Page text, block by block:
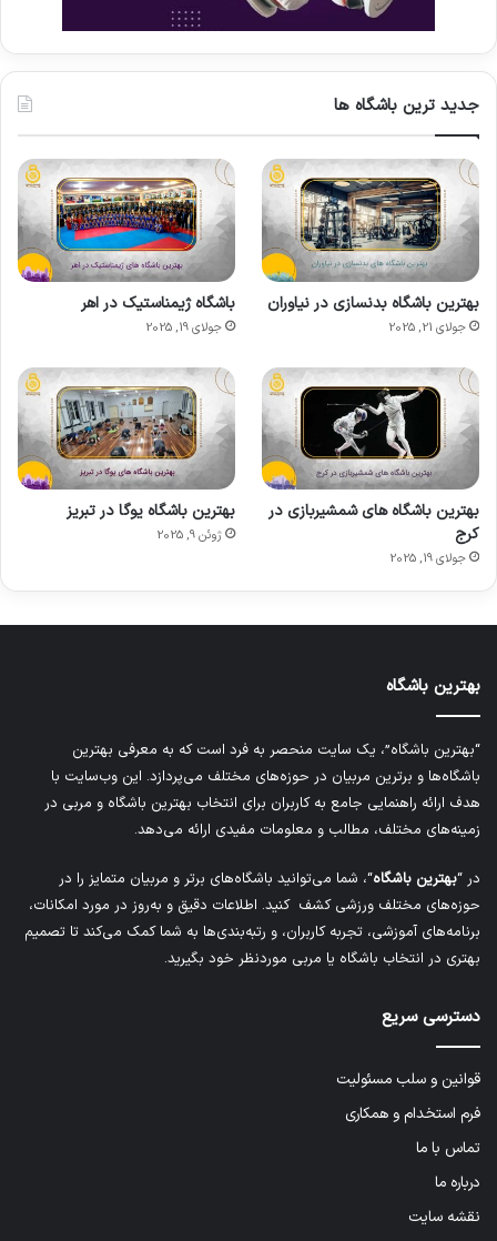
جدید ترین باشگاه ها
بهترین باشگاه بدنسازی در نیاوران
جولای 21, 2025
باشگاه ژیمناستیک در اهر
جولای 19, 2025
بهترین باشگاه های شمشیربازی در
کرج
جولای 19, 2025
بهترین باشگاه یوگا در تبریز
ژوئن 9, 2025
بهترین باشگاه
“بهترین باشگاه”، یک سایت منحصر به فرد است که به معرفی بهترین
باشگاه‌ها و برترین مربیان در حوزه‌های مختلف می‌پردازد. این وب‌سایت با
هدف ارائه راهنمایی جامع به کاربران برای انتخاب بهترین باشگاه و مربی در
زمینه‌های مختلف، مطالب و معلومات مفیدی ارائه می‌دهد.
در “بهترین باشگاه“، شما می‌توانید باشگاه‌های برتر و مربیان متمایز را در
حوزه‌های مختلف ورزشی کشف کنید. اطلاعات دقیق و به‌روز در مورد امکانات،
برنامه‌های آموزشی، تجربه کاربران، و رتبه‌بندی‌ها به شما کمک می‌کند تا تصمیم
بهتری در انتخاب باشگاه یا مربی موردنظر خود بگیرید.
دسترسی سریع
قوانین و سلب مسئولیت
فرم استخدام و همکاری
تماس با ما
درباره ما
نقشه سایت